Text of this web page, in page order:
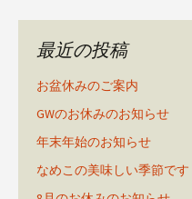
最近の投稿
お盆休みのご案内
GWのお休みのお知らせ
年末年始のお知らせ
なめこの美味しい季節です